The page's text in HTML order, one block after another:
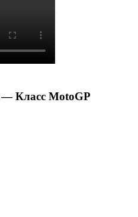
— Класс MotoGP